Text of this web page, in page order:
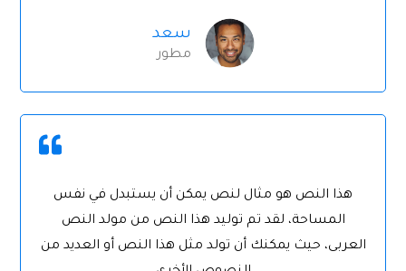
سعد
مطور
هذا النص هو مثال لنص يمكن أن يستبدل في نفس
المساحة، لقد تم توليد هذا النص من مولد النص
العربى، حيث يمكنك أن تولد مثل هذا النص أو العديد من